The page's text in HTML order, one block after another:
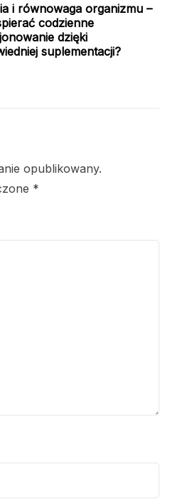
i równowaga organizmu –
codzienne
dzięki
suplementacji?
opublikowany.
*